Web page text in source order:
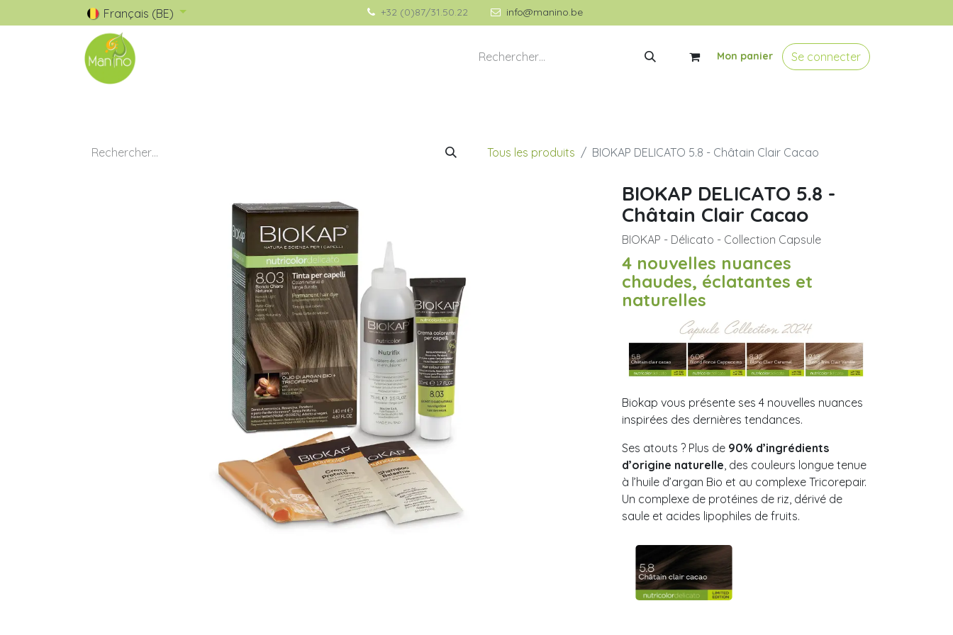
Français (BE) +32 (0)87/31.50.22 info@manino.be
Mon panier Se connecter
Tous les produits BIOKAP DELICATO 5.8 - Châtain Clair Cacao
BIOKAP DELICATO 5.8 -
Châtain Clair Cacao
BIOKAP - Délicato - Collection Capsule
4 nouvelles nuances
chaudes, éclatantes et
naturelles
Biokap vous présente ses 4 nouvelles nuances
inspirées des dernières tendances.
Ses atouts ? Plus de 90% d’ingrédients
d’origine naturelle , des couleurs longue tenue
à l’huile d’argan Bio et au complexe Tricorepair.
Un complexe de protéines de riz, dérivé de
saule et acides lipophiles de fruits.